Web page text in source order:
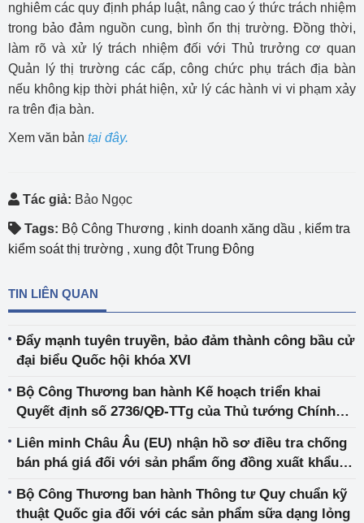
nghiêm các quy định pháp luật, nâng cao ý thức trách nhiệm
trong bảo đảm nguồn cung, bình ổn thị trường. Đồng thời,
làm rõ và xử lý trách nhiệm đối với Thủ trưởng cơ quan
Quản lý thị trường các cấp, công chức phụ trách địa bàn
nếu không kịp thời phát hiện, xử lý các hành vi vi phạm xảy
ra trên địa bàn.
Xem văn bản tại đây.
Tác giả: Bảo Ngọc
Tags: Bộ Công Thương , kinh doanh xăng dầu , kiểm tra
kiểm soát thị trường , xung đột Trung Đông
TIN LIÊN QUAN
Đẩy mạnh tuyên truyền, bảo đảm thành công bầu cử
đại biểu Quốc hội khóa XVI
Bộ Công Thương ban hành Kế hoạch triển khai
Quyết định số 2736/QĐ-TTg của Thủ tướng Chính
Liên minh Châu Âu (EU) nhận hồ sơ điều tra chống
bán phá giá đối với sản phẩm ống đồng xuất khẩu
Bộ Công Thương ban hành Thông tư Quy chuẩn kỹ
thuật Quốc gia đối với các sản phẩm sữa dạng lỏng